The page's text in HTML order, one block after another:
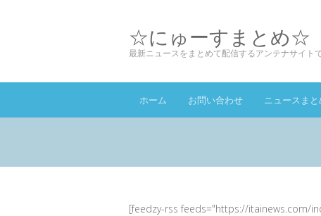
☆にゅーすまとめ☆
最新ニュースをまとめて配信するアンテナサイト
ホーム お問い合わせ ニュースまと
[feedzy-rss feeds="https://itainews.com/